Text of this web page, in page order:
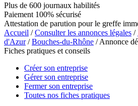
Plus de 600 journaux habilités
Paiement 100% sécurisé
Attestation de parution pour le greffe
Accueil /Consulter les annonces légales /
d'Azur/Bouches-du-Rhône / Annonce
Fiches pratiques et conseils
Créer son entreprise
Gérer son entreprise
Fermer son entreprise
Toutes nos fiches pratiques